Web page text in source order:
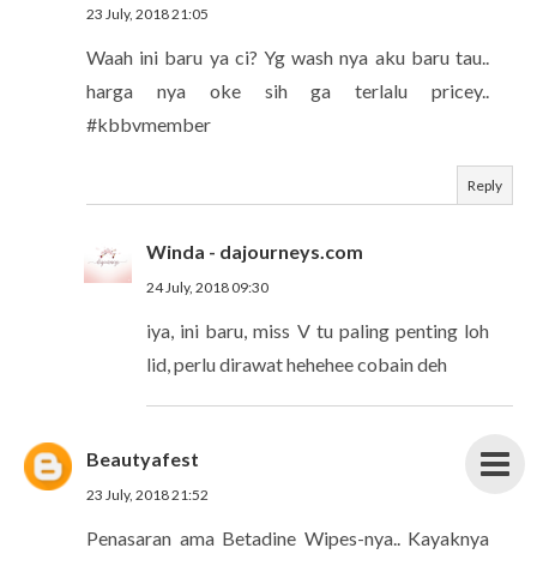
23 July, 2018 21:05
Waah ini baru ya ci? Yg wash nya aku baru tau..
harga nya oke sih ga terlalu pricey..
#kbbvmember
Reply
Winda - dajourneys.com
24 July, 2018 09:30
iya, ini baru, miss V tu paling penting loh
lid, perlu dirawat hehehee cobain deh
Beautyafest
23 July, 2018 21:52
Penasaran ama Betadine Wipes-nya.. Kayaknya